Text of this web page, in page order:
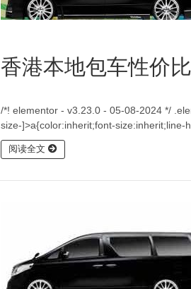
香港本地包车性价
/*! elementor - v3.23.0 - 05-08-2024 */
size-]>a{color:inherit;font-
阅读全文